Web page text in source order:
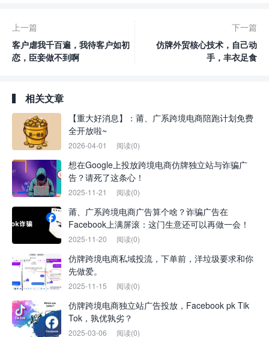
上一篇
客户虐我千百遍，我待客户如初
恋，臣妾做不到啊
下一篇
仿牌外贸核心技术，自己动
手，丰衣足食
相关文章
【重大好消息】：莆、广系跨境电商陪跑计划免费
全开放啦~
2026-04-01 阅读(0)
想在Google上投放跨境电商仿牌独立站与诈骗广
告？请死了这条心！
2025-11-21 阅读(0)
莆、广系跨境电商广告算个啥？诈骗广告在
Facebook上满屏滚：这门生意还可以再做一会！
2025-11-20 阅读(0)
仿牌跨境电商私域投流，下单前，洋垃圾要求和你
先做爱。
2025-11-15 阅读(0)
仿牌跨境电商独立站广告投放，Facebook pk Tik
Tok，孰优孰劣？
2025-03-06 阅读(0)